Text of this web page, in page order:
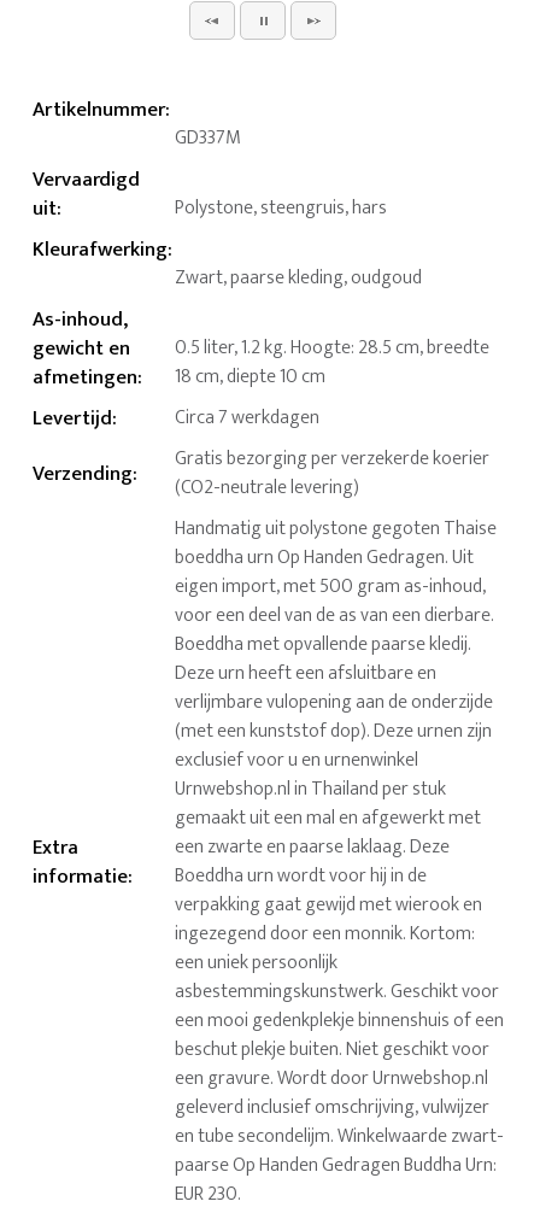
Artikelnummer:
GD337M
Vervaardigd
uit: Polystone, steengruis, hars
Kleurafwerking:
Zwart, paarse kleding, oudgoud
As-inhoud,
gewicht en
afmetingen:
0.5 liter, 1.2 kg. Hoogte: 28.5 cm, breedte
18 cm, diepte 10 cm
Levertijd: Circa 7 werkdagen
Verzending:
Gratis bezorging per verzekerde koerier
(CO2-neutrale levering)
Extra
informatie:
Handmatig uit polystone gegoten Thaise
boeddha urn Op Handen Gedragen. Uit
eigen import, met 500 gram as-inhoud,
voor een deel van de as van een dierbare.
Boeddha met opvallende paarse kledij.
Deze urn heeft een afsluitbare en
verlijmbare vulopening aan de onderzijde
(met een kunststof dop). Deze urnen zijn
exclusief voor u en urnenwinkel
Urnwebshop.nl in Thailand per stuk
gemaakt uit een mal en afgewerkt met
een zwarte en paarse laklaag. Deze
Boeddha urn wordt voor hij in de
verpakking gaat gewijd met wierook en
ingezegend door een monnik. Kortom:
een uniek persoonlijk
asbestemmingskunstwerk. Geschikt voor
een mooi gedenkplekje binnenshuis of een
beschut plekje buiten. Niet geschikt voor
een gravure. Wordt door Urnwebshop.nl
geleverd inclusief omschrijving, vulwijzer
en tube secondelijm. Winkelwaarde zwart-
paarse Op Handen Gedragen Buddha Urn:
EUR 230.